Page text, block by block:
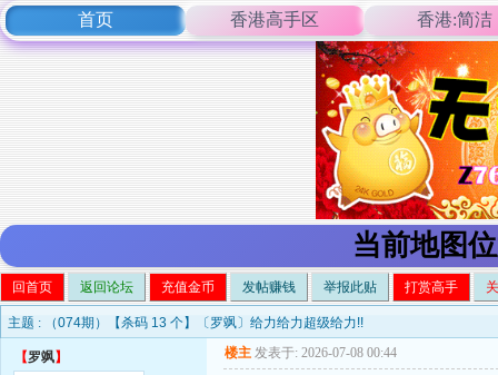
首页 香港高手区 香港:简洁
当前地图
回首页 返回论坛 充值金币 发帖赚钱 举报此贴 打赏高手
主题 : （074期）【杀码 13 个】〔罗飒〕给力给力超级给力!!
【罗飒】 楼主 发表于: 2026-07-08 00:44